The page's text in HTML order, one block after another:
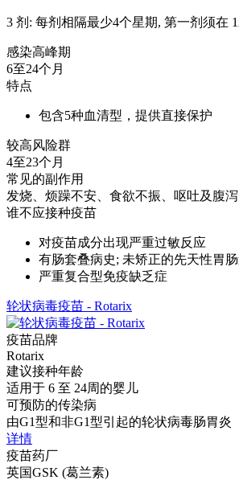
3 剂: 每剂相隔最少4个星期, 第一剂须在
感染高峰期
6至24个月
特点
包含5种血清型，提供直接保护
较高风险群
4至23个月
常见的副作用
发烧、烦躁不安、食欲不振、呕吐及腹泻
谁不应接种疫苗
对疫苗成分出现严重过敏反应
有肠套叠病史; 未矫正的先天性胃
严重复合型免疫缺乏症
轮状病毒疫苗 - Rotarix
疫苗品牌
Rotarix
建议接种年龄
适用于 6 至 24周的婴儿
可预防的传染病
由G1型和非G1型引起的轮状病毒肠胃炎
详情
疫苗药厂
英国GSK (葛兰素)